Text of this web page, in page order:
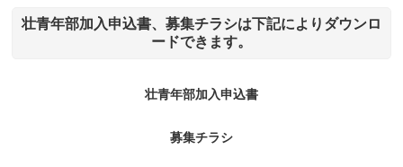
壮青年部加入申込書、募集チラシは下記によりダウンロ
ードできます。
壮青年部加入申込書
募集チラシ